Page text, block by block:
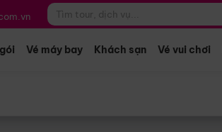
Vé máy bay Khách sạn Vé vui chơi